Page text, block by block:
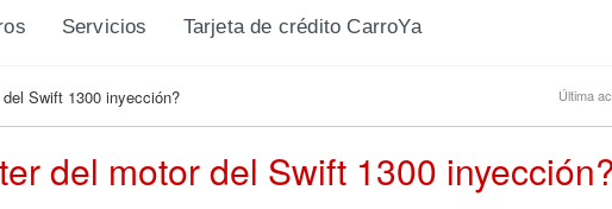
Servicios Tarjeta de crédito CarroYa
Swift 1300 inyección? Última
del motor del Swift 1300 inyección?